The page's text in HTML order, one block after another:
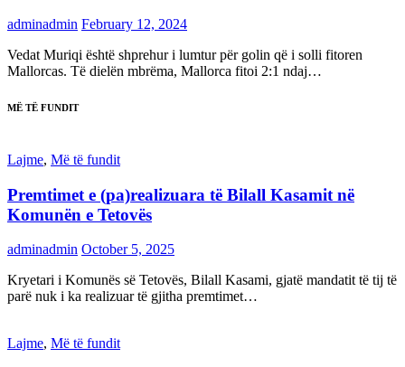
adminadmin February 12, 2024
Vedat Muriqi është shprehur i lumtur për golin që i solli fitoren
Mallorcas. Të dielën mbrëma, Mallorca fitoi 2:1 ndaj…
MË TË FUNDIT
Lajme, Më të fundit
Premtimet e (pa)realizuara të Bilall Kasamit në
Komunën e Tetovës
adminadmin October 5, 2025
Kryetari i Komunës së Tetovës, Bilall Kasami, gjatë mandatit të tij të
parë nuk i ka realizuar të gjitha premtimet…
Lajme, Më të fundit